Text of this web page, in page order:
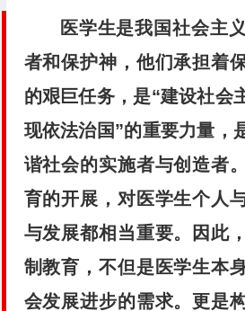
医学生是我国社会主
者和保护神，他们承担着
的艰巨任务，是“建设社会
现依法治国”的重要力量，
谐社会的实施者与创造者
育的开展，对医学生个人
与发展都相当重要。因此
制教育，不但是医学生本
会发展进步的需求。更是